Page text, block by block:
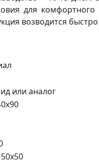
для
возводится
или аналог